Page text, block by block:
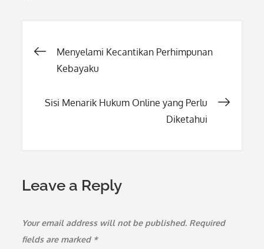
Post
Menyelami Kecantikan Perhimpunan
Kebayaku
Sisi Menarik Hukum Online yang Perlu
Diketahui
Leave a Reply
Your email address will not be published. Required
fields are marked *